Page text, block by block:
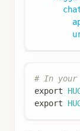
# In your
export
export